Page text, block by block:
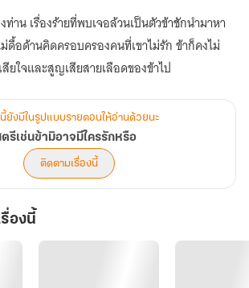
มี
ใคร
รัก
หรือ
ท่าน เรื่องร้ายที่พบเจอล้วนเป็นตัวข้าชักนำมาหา
ดื้อด้านคิดครอบครองคนที่เขาไม่รัก ข้าก็คงไม่
ยใจและสูญเสียสายเลือดของข้าไป
นี้ยังมีในรูปแบบรายตอนให้อ่านด้วยนะ
รีเช่นข้ามิอาจมีใครรักหรือ
ติดตามเรื่องนี้
องนี้